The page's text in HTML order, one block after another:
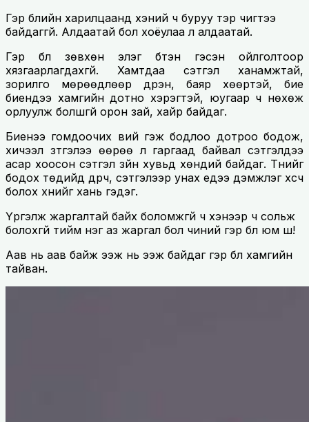
Гэр бүлийн харилцаанд хэний ч буруу тэр чигтээ
байдаггүй. Алдаатай бол хоёулаа л алдаатай.
Гэр бүл зөвхөн элэг бүтэн гэсэн ойлголтоор
хязгаарлагдахгүй. Хамтдаа сэтгэл ханамжтай,
зорилго мөрөөдлөөр дүүрэн, баяр хөөртэй, бие
биендээ хамгийн дотно хэрэгтэй, юугаар ч нөхөж
орлуулж болшгүй орон зай, хайр байдаг.
Биенээ гомдоочих вий гэж бодлоо дотроо бодож,
хичээл зүтгэлээ өөрөө л гаргаад байвал сэтгэлдээ
асар хоосон сэтгэл зүйн хувьд хөндий байдаг. Түүнийг
бодох төдийд дүүрч, сэтгэлээр унах үедээ дэмжлэг хүсч
болох хүнийг хань гэдэг.
Үргэлж жаргалтай байх боломжгүй ч хэнээр ч сольж
болохгүй тийм нэг аз жаргал бол чиний гэр бүл юм шүү!
Аав нь аав байж ээж нь ээж байдаг гэр бүл хамгийн
тайван.